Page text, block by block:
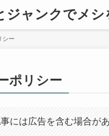
ジャンクでメシ
シー
ポリシー
事には広告を含む場合が